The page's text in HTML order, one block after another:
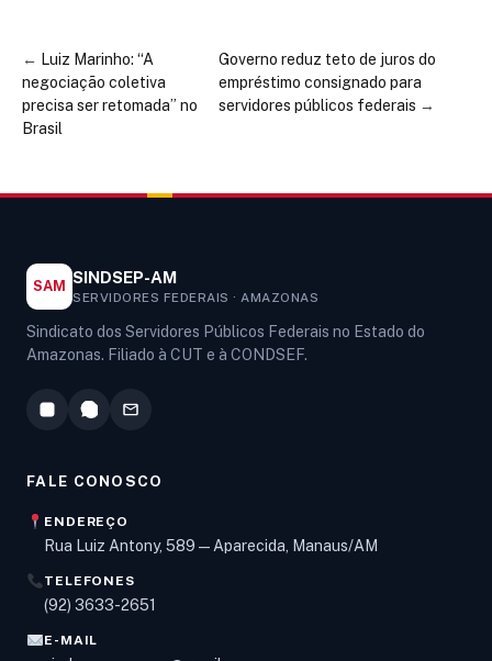
← Luiz Marinho: “A
negociação coletiva
precisa ser retomada” no
Brasil
Governo reduz teto de juros do
empréstimo consignado para
servidores públicos federais →
SAM SINDSEP-AM
SERVIDORES FEDERAIS · AMAZONAS
Sindicato dos Servidores Públicos Federais no Estado do
Amazonas. Filiado à CUT e à CONDSEF.
FALE CONOSCO
ENDEREÇO
Rua Luiz Antony, 589 — Aparecida, Manaus/AM
TELEFONES
(92) 3633-2651
E-MAIL
Olá! Digite um assunto e vou buscar em nossas